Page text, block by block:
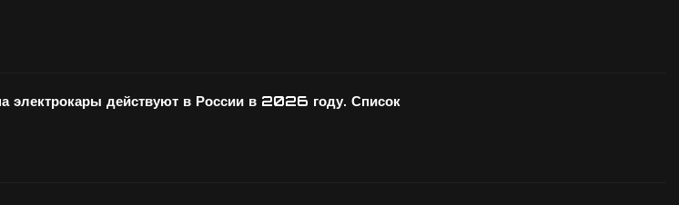
электрокары действуют в России в 2026 году. Список